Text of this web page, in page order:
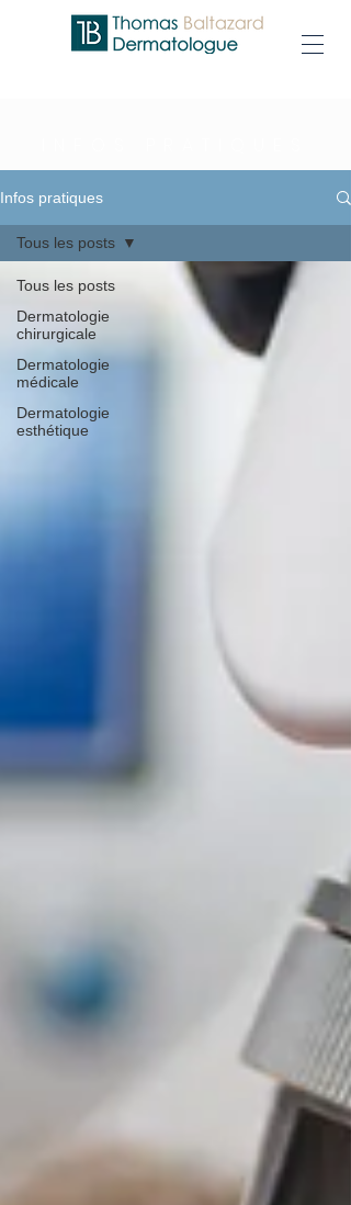
Infos pratiques
Tous les posts
Dermatologie
chirurgicale
Dermatologie
médicale
Dermatologie
esthétique
Tous les posts